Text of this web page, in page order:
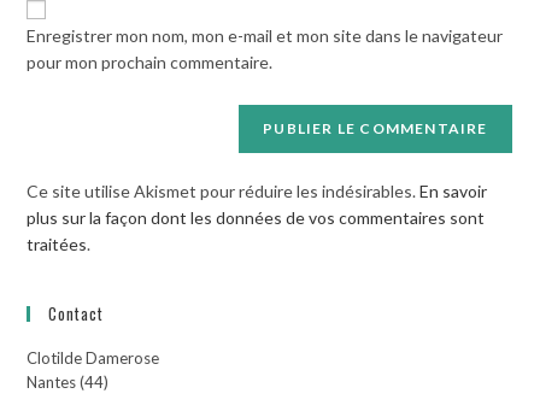
votre
site
(facultatif)
Enregistrer mon nom, mon e-mail et mon site dans le navigateur
pour mon prochain commentaire.
Ce site utilise Akismet pour réduire les indésirables.En savoir
plus sur la façon dont les données de vos commentaires sont
traitées.
Contact
Clotilde Damerose
Nantes (44)